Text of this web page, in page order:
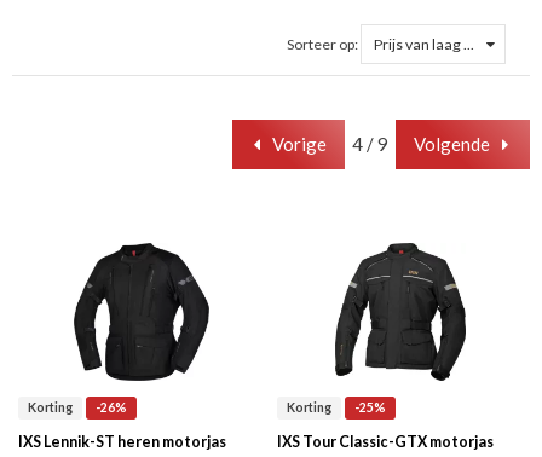
Sorteer op: Prijs van laag ...
Vorige 4 / 9 Volgende
Korting -26%
IXS Lennik-ST heren motorjas
Korting -25%
IXS Tour Classic-GTX motorjas